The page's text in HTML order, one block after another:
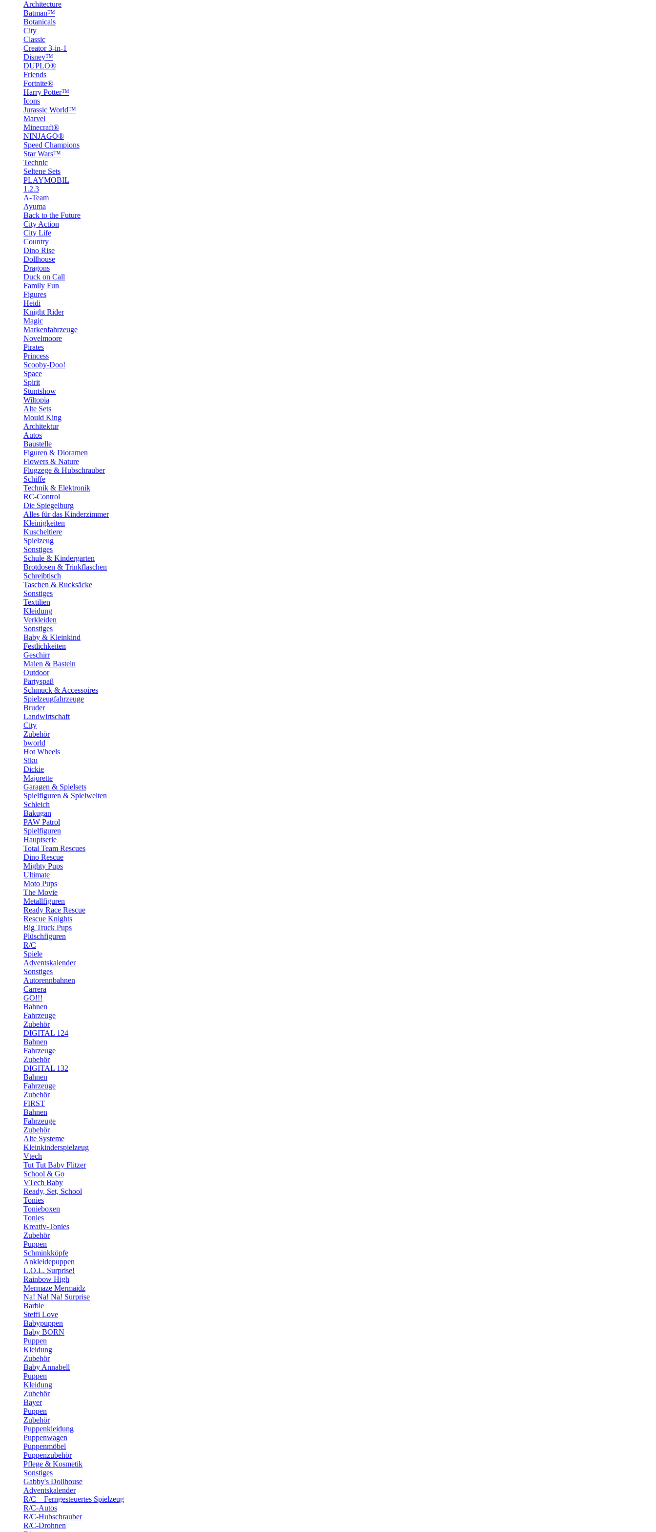
Architecture
Batman™
Botanicals
City
Classic
Creator 3-in-1
Disney™
DUPLO®
Friends
Fortnite®
Harry Potter™
Icons
Jurassic World™
Marvel
Minecraft®
NINJAGO®
Speed Champions
Star Wars™
Technic
Seltene Sets
PLAYMOBIL
1.2.3
A-Team
Ayuma
Back to the Future
City Action
City Life
Country
Dino Rise
Dollhouse
Dragons
Duck on Call
Family Fun
Figures
Heidi
Knight Rider
Magic
Markenfahrzeuge
Novelmoore
Pirates
Princess
Scooby-Doo!
Space
Spirit
Stuntshow
Wiltopia
Alte Sets
Mould King
Architektur
Autos
Baustelle
Figuren & Dioramen
Flowers & Nature
Flugzege & Hubschrauber
Schiffe
Technik & Elektronik
RC-Control
Die Spiegelburg
Alles für das Kinderzimmer
Kleinigkeiten
Kuscheltiere
Spielzeug
Sonstiges
Schule & Kindergarten
Brotdosen & Trinkflaschen
Schreibtisch
Taschen & Rucksäcke
Sonstiges
Textilien
Kleidung
Verkleiden
Sonstiges
Baby & Kleinkind
Festlichkeiten
Geschirr
Malen & Basteln
Outdoor
Partyspaß
Schmuck & Accessoires
Spielzeugfahrzeuge
Bruder
Landwirtschaft
City
Zubehör
bworld
Hot Wheels
Siku
Dickie
Majorette
Garagen & Spielsets
Spielfiguren & Spielwelten
Schleich
Bakugan
PAW Patrol
Spielfiguren
Hauptserie
Total Team Rescues
Dino Rescue
Mighty Pups
Ultimate
Moto Pups
The Movie
Metallfiguren
Ready Race Rescue
Rescue Knights
Big Truck Pups
Plüschfiguren
R/C
Spiele
Adventskalender
Sonstiges
Autorennbahnen
Carrera
GO!!!
Bahnen
Fahrzeuge
Zubehör
DIGITAL 124
Bahnen
Fahrzeuge
Zubehör
DIGITAL 132
Bahnen
Fahrzeuge
Zubehör
FIRST
Bahnen
Fahrzeuge
Zubehör
Alte Systeme
Kleinkinderspielzeug
Vtech
Tut Tut Baby Flitzer
School & Go
VTech Baby
Ready, Set, School
Tonies
Tonieboxen
Tonies
Kreativ-Tonies
Zubehör
Puppen
Schminkköpfe
Ankleidepuppen
L.O.L. Surprise!
Rainbow High
Mermaze Mermaidz
Na! Na! Na! Surprise
Barbie
Steffi Love
Babypuppen
Baby BORN
Puppen
Kleidung
Zubehör
Baby Annabell
Puppen
Kleidung
Zubehör
Bayer
Puppen
Zubehör
Puppenkleidung
Puppenwagen
Puppenmöbel
Puppenzubehör
Pflege & Kosmetik
Sonstiges
Gabby's Dollhouse
Adventskalender
R/C – Ferngesteuertes Spielzeug
R/C-Autos
R/C-Hubschrauber
R/C-Drohnen